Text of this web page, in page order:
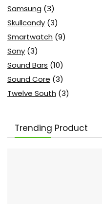
Samsung (3)
Skullcandy (3)
Smartwatch (9)
Sony (3)
Sound Bars (10)
Sound Core (3)
Twelve South (3)
Trending Product